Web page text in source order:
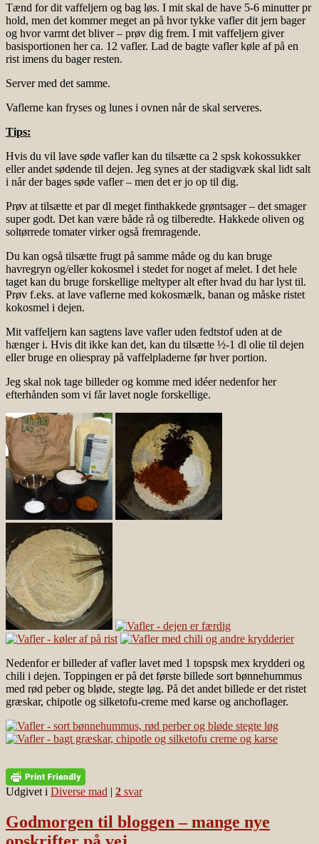
Tænd for dit vaffeljern og bag løs. I mit skal de have 5-6 minutter pr
hold, men det kommer meget an på hvor tykke vafler dit jern bager
og hvor varmt det bliver – prøv dig frem. I mit vaffeljern giver
basisportionen her ca. 12 vafler. Lad de bagte vafler køle af på en
rist imens du bager resten.
Server med det samme.
Vaflerne kan fryses og lunes i ovnen når de skal serveres.
Tips:
Hvis du vil lave søde vafler kan du tilsætte ca 2 spsk kokossukker
eller andet sødende til dejen. Jeg synes at der stadigvæk skal lidt salt
i når der bages søde vafler – men det er jo op til dig.
Prøv at tilsætte et par dl meget finthakkede grøntsager – det smager
super godt. Det kan være både rå og tilberedte. Hakkede oliven og
soltørrede tomater virker også fremragende.
Du kan også tilsætte frugt på samme måde og du kan bruge
havregryn og/eller kokosmel i stedet for noget af melet. I det hele
taget kan du bruge forskellige meltyper alt efter hvad du har lyst til.
Prøv f.eks. at lave vaflerne med kokosmælk, banan og måske ristet
kokosmel i dejen.
Mit vaffeljern kan sagtens lave vafler uden fedtstof uden at de
hænger i. Hvis dit ikke kan det, kan du tilsætte ½-1 dl olie til dejen
eller bruge en oliespray på vaffelpladerne før hver portion.
Jeg skal nok tage billeder og komme med idéer nedenfor her
efterhånden som vi får lavet nogle forskellige.
Nedenfor er billeder af vafler lavet med 1 topspsk mex krydderi og
chili i dejen. Toppingen er på det første billede sort bønnehummus
med rød peber og bløde, stegte løg. På det andet billede er det ristet
græskar, chipotle og silketofu-creme med karse og anchoflager.
Udgivet i Diverse mad | 2 svar
Godmorgen til bloggen – mange nye